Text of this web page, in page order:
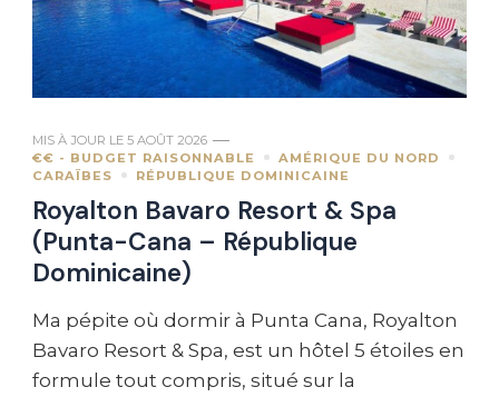
MIS À JOUR LE 5 AOÛT 2026
€€ - BUDGET RAISONNABLE
AMÉRIQUE DU NORD
CARAÏBES
RÉPUBLIQUE DOMINICAINE
Royalton Bavaro Resort & Spa
(Punta-Cana – République
Dominicaine)
Ma pépite où dormir à Punta Cana, Royalton
Bavaro Resort & Spa, est un hôtel 5 étoiles en
formule tout compris, situé sur la